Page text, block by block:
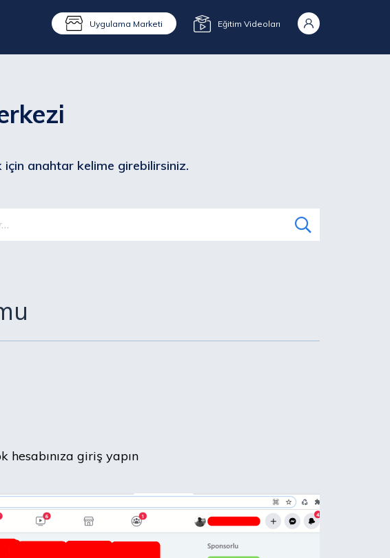
Eğitim Videoları
Uygulama Marketi
için anahtar kelime girebilirsiniz.
hesabınıza giriş yapın